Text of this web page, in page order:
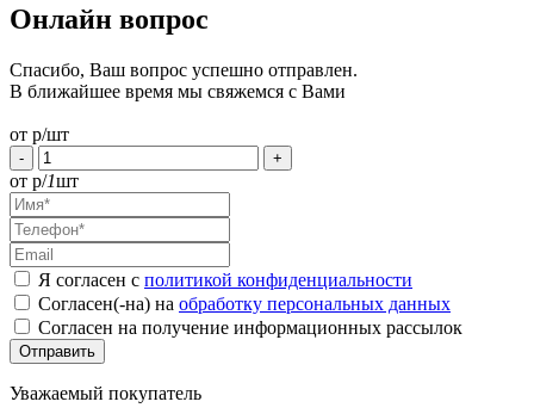
Онлайн вопрос
Спасибо, Ваш вопрос успешно отправлен.
В ближайшее время мы свяжемся с Вами
от р/шт
- +
от р/1шт
Я согласен с политикой конфиденциальности
Согласен(-на) на обработку персональных данных
Согласен на получение информационных рассылок
Уважаемый покупатель